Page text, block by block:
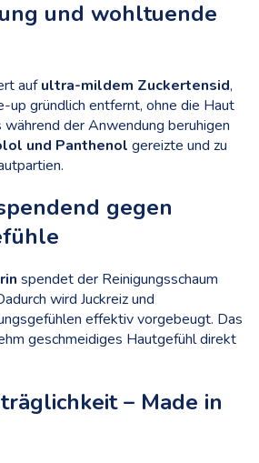
und wohltuende
aufultra-mildem Zuckertensid,
up gründlich entfernt, ohne die Haut
der Anwendung beruhigen
und Panthenol gereizte und zu
gegen
spendet der Reinigungsschaum
wird Juckreiz und
effektiv vorgebeugt. Das
geschmeidiges Hautgefühl direkt
– Made in